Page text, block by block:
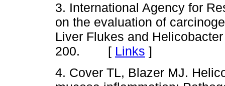
3. International Agency for
on the evaluation of
Liver Flukes and
200. [ Links ]
4. Cover TL, Blazer MJ.